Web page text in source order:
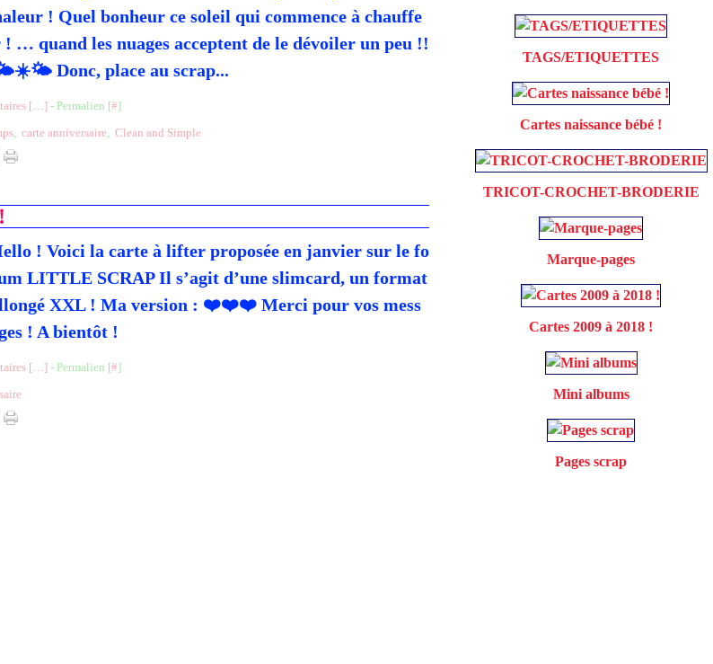
! Quel bonheur ce soleil qui commence à chauffe
! … quand les nuages acceptent de le dévoiler un peu !!
Donc, place au scrap...
[…]- Permalien [#]
, carte anniversaire, Clean and Simple
! Voici la carte à lifter proposée en janvier sur le fo
LITTLE SCRAP Il s’agit d’une slimcard, un format
XXL ! Ma version : ❤️❤️❤️ Merci pour vos mess
! A bientôt !
[…]- Permalien [#]
TAGS/ETIQUETTES
Cartes naissance bébé !
TRICOT-CROCHET-BRODERIE
Marque-pages
Cartes 2009 à 2018 !
Mini albums
Pages scrap